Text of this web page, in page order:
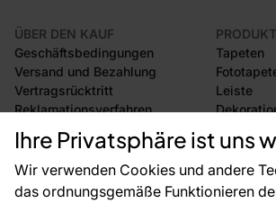
Ihre Privatsphäre ist uns
Wir verwenden Cookies und andere
das ordnungsgemäße Funktionieren
ÜBER DEN KAUF
Geschäftsbedingungen
Versand und Bezahlung
Vertragsrücktritt
Reklamationsverfahren
Rücksendung von Waren
CE-Zertifizierung
Großhandel
Raumvisualisierung
Tapeten
Leiste
Zubehör